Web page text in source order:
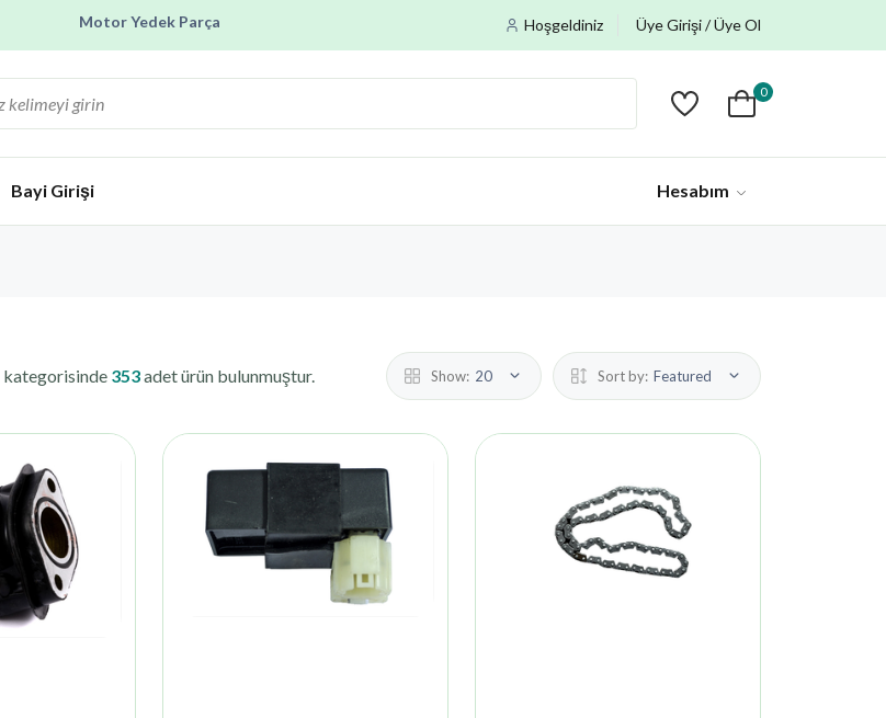
Motor Yedek Parça
Hoşgeldiniz Üye Girişi / Üye Ol
0
Bayi Girişi Hesabım
kategorisinde 353adet ürün bulunmuştur. Show: 20 Sort by: Featured